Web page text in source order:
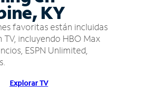
KY
favoritas están incluidas
incluyendo HBO Max
ESPN Unlimited,
Explorar TV